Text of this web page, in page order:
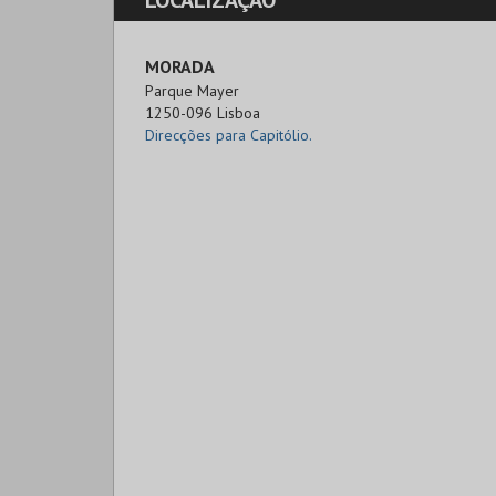
MORADA
Parque Mayer
1250-096 Lisboa
Direcções para Capitólio.